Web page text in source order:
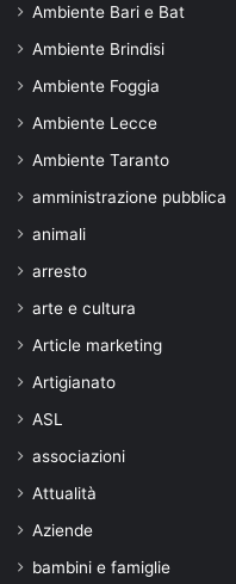
Ambiente Bari e Bat
Ambiente Brindisi
Ambiente Foggia
Ambiente Lecce
Ambiente Taranto
amministrazione pubblica
animali
arresto
arte e cultura
Article marketing
Artigianato
ASL
associazioni
Attualità
Aziende
bambini e famiglie